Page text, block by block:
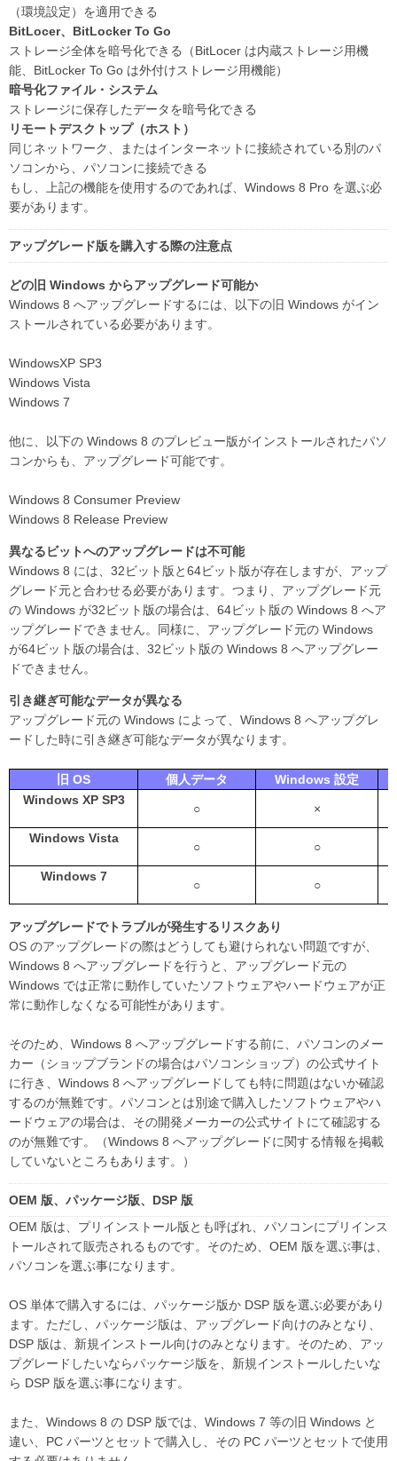
（環境設定）を適用できる
BitLocer、BitLocker To Go
ストレージ全体を暗号化できる（BitLocer は内蔵ストレージ用機
能、BitLocker To Go は外付けストレージ用機能）
暗号化ファイル・システム
ストレージに保存したデータを暗号化できる
リモートデスクトップ（ホスト）
同じネットワーク、またはインターネットに接続されている別のパ
ソコンから、パソコンに接続できる
もし、上記の機能を使用するのであれば、Windows 8 Pro を選ぶ必
要があります。
アップグレード版を購入する際の注意点
どの旧 Windows からアップグレード可能か
Windows 8 へアップグレードするには、以下の旧 Windows がイン
ストールされている必要があります。
WindowsXP SP3
Windows Vista
Windows 7
他に、以下の Windows 8 のプレビュー版がインストールされたパソ
コンからも、アップグレード可能です。
Windows 8 Consumer Preview
Windows 8 Release Preview
異なるビットへのアップグレードは不可能
Windows 8 には、32ビット版と64ビット版が存在しますが、アップ
グレード元と合わせる必要があります。つまり、アップグレード元
の Windows が32ビット版の場合は、64ビット版の Windows 8 へア
ップグレードできません。同様に、アップグレード元の Windows
が64ビット版の場合は、32ビット版の Windows 8 へアップグレー
ドできません。
引き継ぎ可能なデータが異なる
アップグレード元の Windows によって、Windows 8 へアップグレ
ードした時に引き継ぎ可能なデータが異なります。
旧 OS 個人データ Windows 設定
Windows XP SP3
○ ×
Windows Vista
○ ○
Windows 7
○ ○
アップグレードでトラブルが発生するリスクあり
OS のアップグレードの際はどうしても避けられない問題ですが、
Windows 8 へアップグレードを行うと、アップグレード元の
Windows では正常に動作していたソフトウェアやハードウェアが正
常に動作しなくなる可能性があります。
そのため、Windows 8 へアップグレードする前に、パソコンのメー
カー（ショップブランドの場合はパソコンショップ）の公式サイト
に行き、Windows 8 へアップグレードしても特に問題はないか確認
するのが無難です。パソコンとは別途で購入したソフトウェアやハ
ードウェアの場合は、その開発メーカーの公式サイトにて確認する
のが無難です。（Windows 8 へアップグレードに関する情報を掲載
していないところもあります。）
OEM 版、パッケージ版、DSP 版
OEM 版は、プリインストール版とも呼ばれ、パソコンにプリインス
トールされて販売されるものです。そのため、OEM 版を選ぶ事は、
パソコンを選ぶ事になります。
OS 単体で購入するには、パッケージ版か DSP 版を選ぶ必要があり
ます。ただし、パッケージ版は、アップグレード向けのみとなり、
DSP 版は、新規インストール向けのみとなります。そのため、アッ
プグレードしたいならパッケージ版を、新規インストールしたいな
ら DSP 版を選ぶ事になります。
また、Windows 8 の DSP 版では、Windows 7 等の旧 Windows と
違い、PC パーツとセットで購入し、その PC パーツとセットで使用